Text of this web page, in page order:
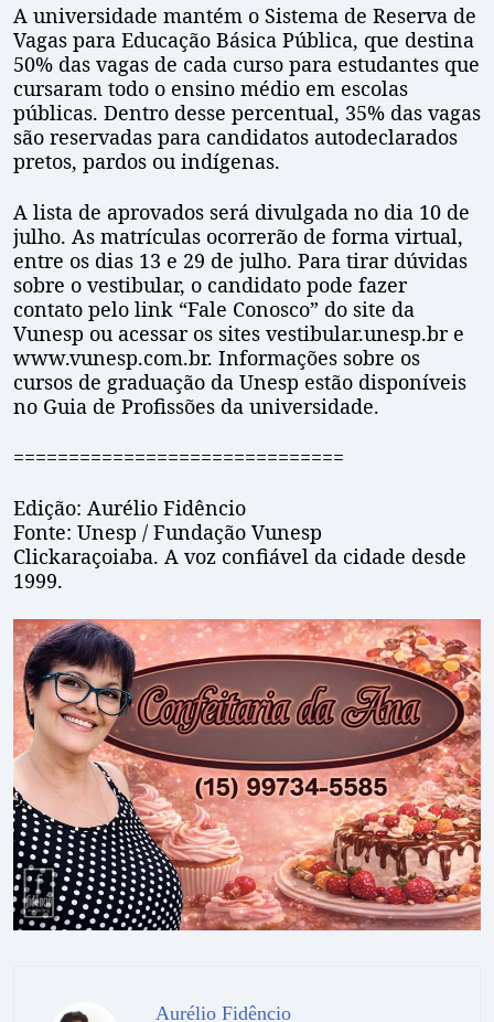
A universidade mantém o Sistema de Reserva de
Vagas para Educação Básica Pública, que destina
50% das vagas de cada curso para estudantes que
cursaram todo o ensino médio em escolas
públicas. Dentro desse percentual, 35% das vagas
são reservadas para candidatos autodeclarados
pretos, pardos ou indígenas.
A lista de aprovados será divulgada no dia 10 de
julho. As matrículas ocorrerão de forma virtual,
entre os dias 13 e 29 de julho. Para tirar dúvidas
sobre o vestibular, o candidato pode fazer
contato pelo link “Fale Conosco” do site da
Vunesp ou acessar os sites vestibular.unesp.br e
www.vunesp.com.br. Informações sobre os
cursos de graduação da Unesp estão disponíveis
no Guia de Profissões da universidade.
==============================
Edição: Aurélio Fidêncio
Fonte: Unesp / Fundação Vunesp
Clickaraçoiaba. A voz confiável da cidade desde
1999.
Aurélio Fidêncio